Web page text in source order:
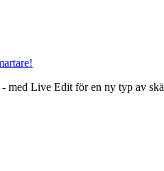
med Live Edit för en ny typ av